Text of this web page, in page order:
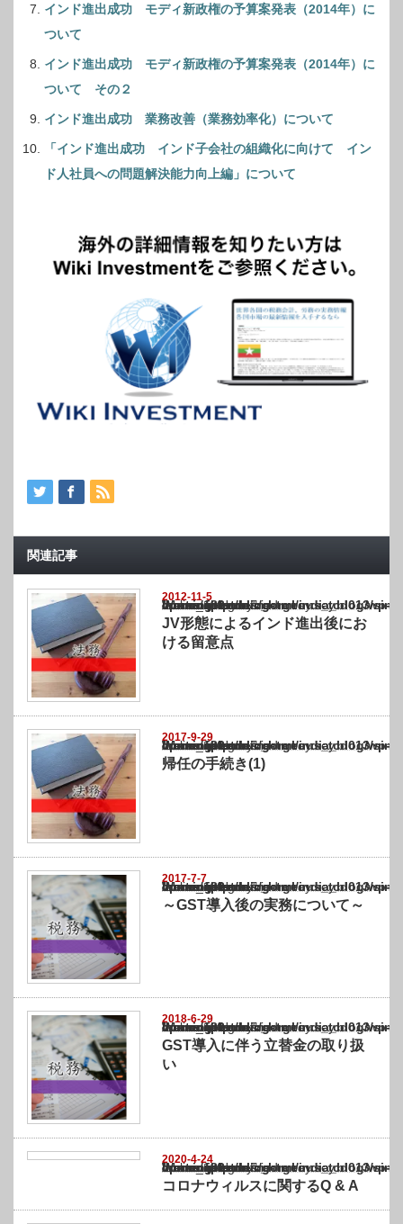
インド進出成功 モディ新政権の予算案発表（2014年）に
ついて
インド進出成功 モディ新政権の予算案発表（2014年）に
ついて その２
インド進出成功 業務改善（業務効率化）について
「インド進出成功 インド子会社の組織化に向けて イン
ド人社員への問題解決能力向上編」について
関連記事
2012-11-5
Warning
: Undefined array key "show_category" in
/home/netst/kuno-cpa.co.jp/public_html/india_blog/wp-content/themes/
on line183
JV形態によるインド進出後にお
ける留意点
2017-9-29
Warning
: Undefined array key "show_category" in
/home/netst/kuno-cpa.co.jp/public_html/india_blog/wp-content/themes/
on line183
帰任の手続き(1)
2017-7-7
Warning
: Undefined array key "show_category" in
/home/netst/kuno-cpa.co.jp/public_html/india_blog/wp-content/themes/
on line183
～GST導入後の実務について～
2018-6-29
Warning
: Undefined array key "show_category" in
/home/netst/kuno-cpa.co.jp/public_html/india_blog/wp-content/themes/
on line183
GST導入に伴う立替金の取り扱
い
2020-4-24
Warning
: Undefined array key "show_category" in
/home/netst/kuno-cpa.co.jp/public_html/india_blog/wp-content/themes/
on line183
コロナウィルスに関するQ & A